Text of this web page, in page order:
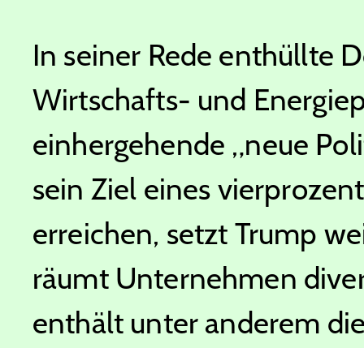
In seiner Rede enthüllte
Wirtschafts- und
einhergehende „neue
sein Ziel eines
erreichen, setzt Trump
räumt Unternehmen
enthält unter anderem